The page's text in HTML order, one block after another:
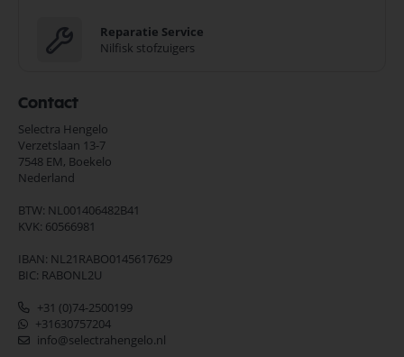
Reparatie Service
Nilfisk stofzuigers
Contact
Selectra Hengelo
Verzetslaan 13-7
7548 EM, Boekelo
Nederland
BTW: NL001406482B41
KVK: 60566981
IBAN: NL21RABO0145617629
BIC: RABONL2U
+31 (0)74-2500199
+31630757204
info@selectrahengelo.nl